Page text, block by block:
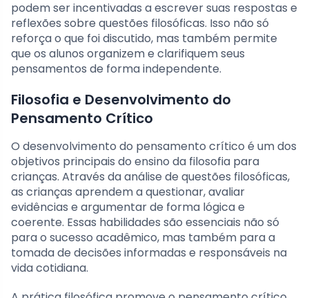
podem ser incentivadas a escrever suas respostas e
reflexões sobre questões filosóficas. Isso não só
reforça o que foi discutido, mas também permite
que os alunos organizem e clarifiquem seus
pensamentos de forma independente.
Filosofia e Desenvolvimento do
Pensamento Crítico
O desenvolvimento do pensamento crítico é um dos
objetivos principais do ensino da filosofia para
crianças. Através da análise de questões filosóficas,
as crianças aprendem a questionar, avaliar
evidências e argumentar de forma lógica e
coerente. Essas habilidades são essenciais não só
para o sucesso acadêmico, mas também para a
tomada de decisões informadas e responsáveis na
vida cotidiana.